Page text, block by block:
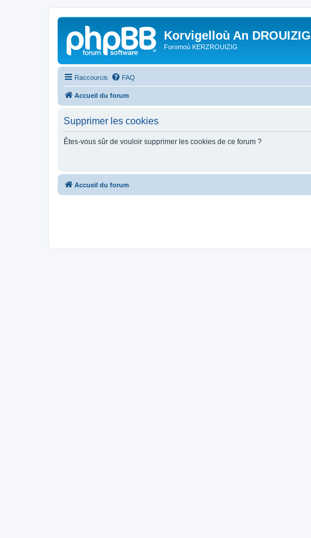
Korvigelloù An DROUIZIG
Foromoù KERZROUIZIG
Raccourcis FAQ
Accueil du forum
Supprimer les cookies
Êtes-vous sûr de vouloir supprimer les cookies de ce forum ?
Accueil du forum